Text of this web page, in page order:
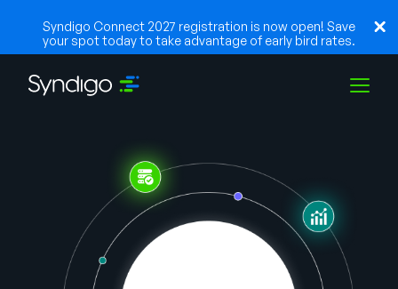
Syndigo Connect 2027 registration is now open! Save
your spot today to take advantage of early bird rates.
Industries
Partners